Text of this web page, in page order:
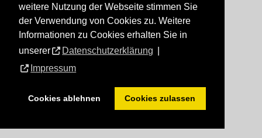
weitere Nutzung der Webseite stimmen Sie
der Verwendung von Cookies zu. Weitere
Informationen zu Cookies erhalten Sie in
unserer
Datenschutzerklärung
Impressum
Cookies ablehnen Cookies zulassen